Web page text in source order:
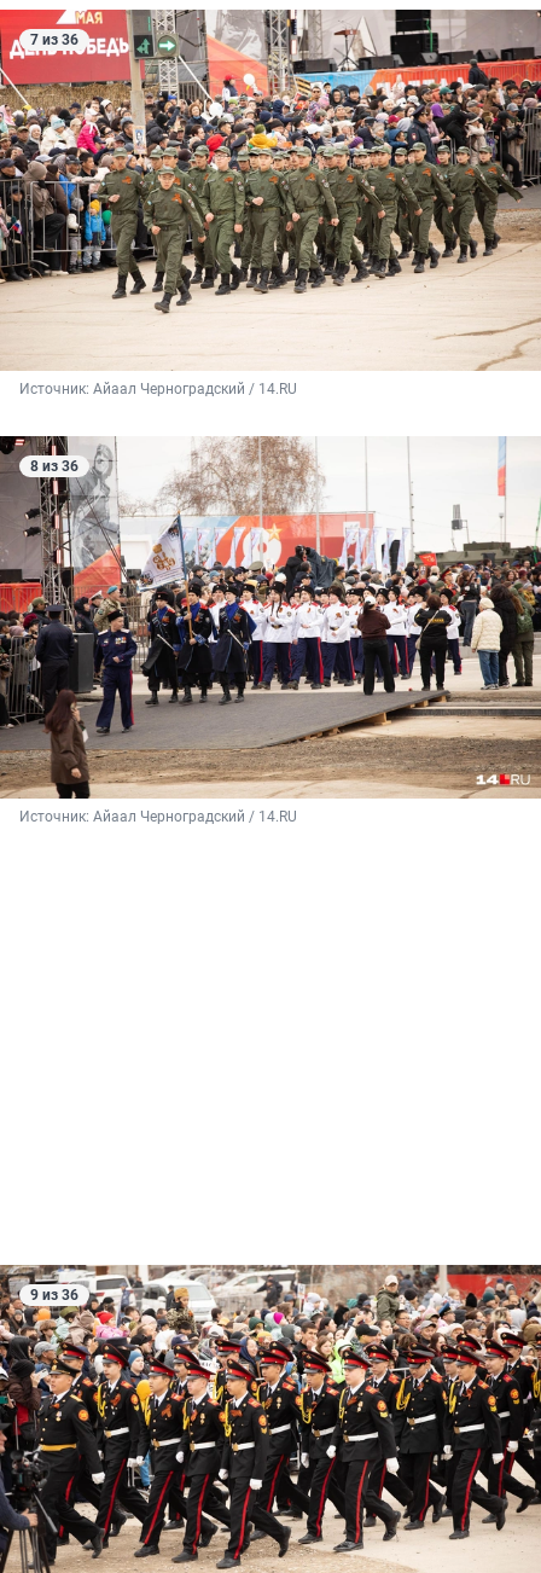
7 из 36
Источник: Айаал Черноградский / 14.RU
8 из 36
Источник: Айаал Черноградский / 14.RU
9 из 36